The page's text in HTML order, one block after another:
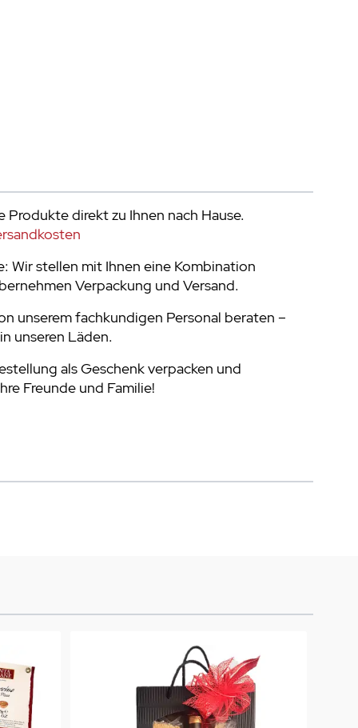
Produkte direkt zu Ihnen nach Hause.
Wir stellen mit Ihnen eine Kombination
Verpackung und Versand.
unserem fachkundigen Personal beraten –
unseren Läden.
als Geschenk verpacken und
Freunde und Familie!